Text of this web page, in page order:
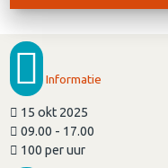
Informatie
15 okt 2025
09.00 - 17.00
100 per uur